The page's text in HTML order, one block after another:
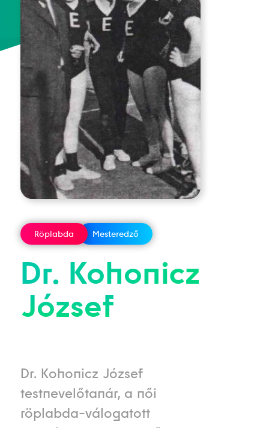
Röplabda Mesteredző
Dr. Kohonicz
József
Dr. Kohonicz József
testnevelőtanár, a női
röplabda-válogatott